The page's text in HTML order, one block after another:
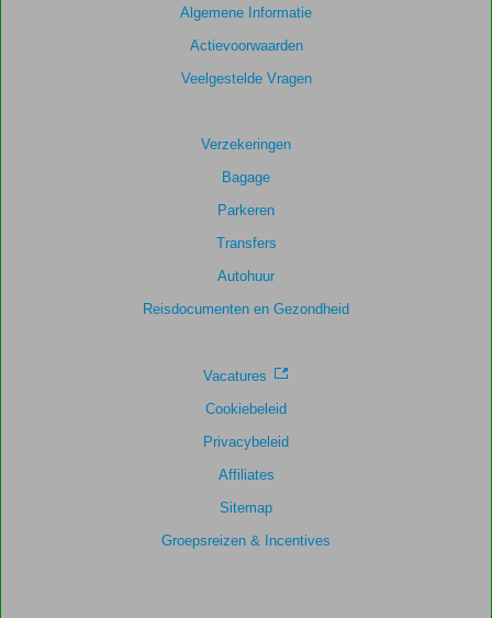
Algemene Informatie
Actievoorwaarden
Veelgestelde Vragen
Verzekeringen
Bagage
Parkeren
Transfers
Autohuur
Reisdocumenten en Gezondheid
Vacatures
Cookiebeleid
Privacybeleid
Affiliates
Sitemap
Groepsreizen & Incentives